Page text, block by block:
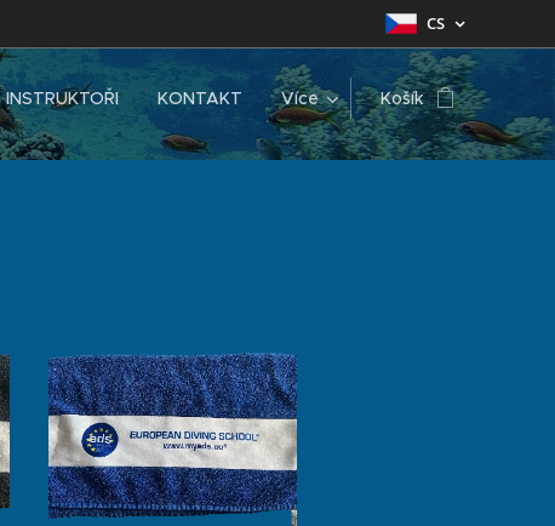
CS
INSTRUKTOŘI KONTAKT Více Košík